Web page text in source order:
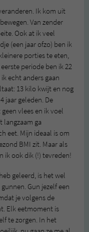
Ik kom uit
Van zender
Ook at ik veel
(een jaar ofzo) ben ik
porties te eten,
periode ben ik 22
echt anders gaan
13 kilo kwijt en nog
jaar geleden. De
vlees en ik voel
langzaam ga
eet. Mijn ideaal is om
BMI zit. Maar als
ik ook dik (!) tevreden!
geleerd, is het wel
Gun jezelf een
je volgens de
Elk eetmoment is
te zorgen. In het